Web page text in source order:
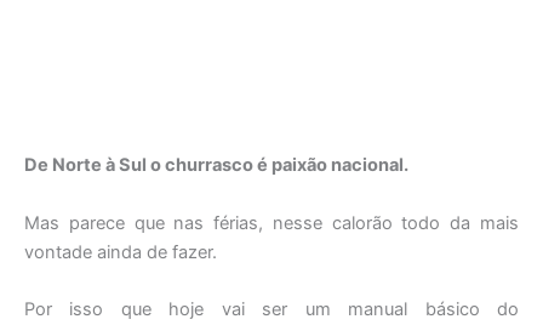
De Norte à Sul o churrasco é paixão nacional.
Mas parece que nas férias, nesse calorão todo da mais
vontade ainda de fazer.
Por isso que hoje vai ser um manual básico do